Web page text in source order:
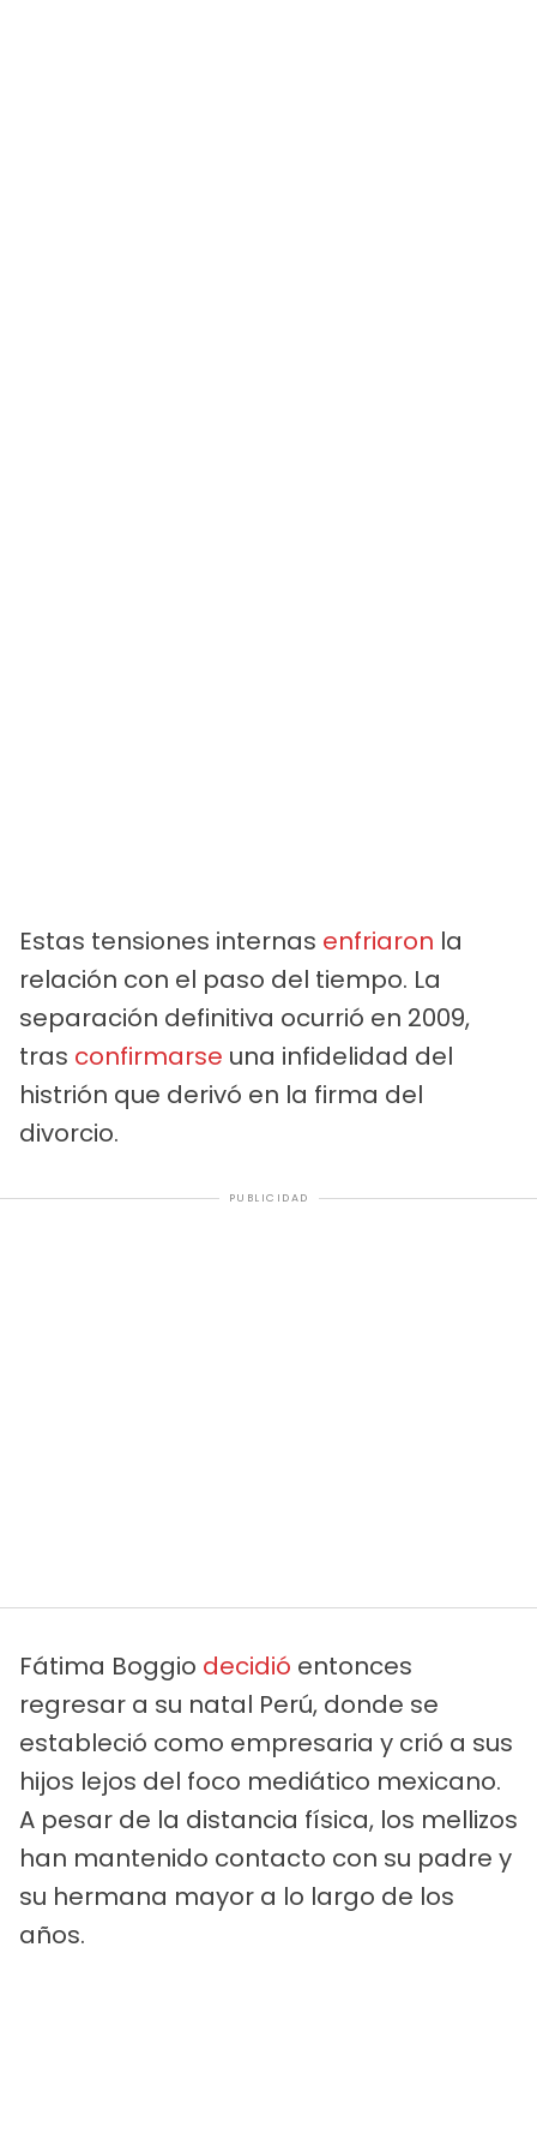
Estas tensiones internas enfriaron la
relación con el paso del tiempo. La
separación definitiva ocurrió en 2009,
tras confirmarse una infidelidad del
histrión que derivó en la firma del
divorcio.
PUBLICIDAD
Fátima Boggio decidió entonces
regresar a su natal Perú, donde se
estableció como empresaria y crió a sus
hijos lejos del foco mediático mexicano.
A pesar de la distancia física, los mellizos
han mantenido contacto con su padre y
su hermana mayor a lo largo de los
años.